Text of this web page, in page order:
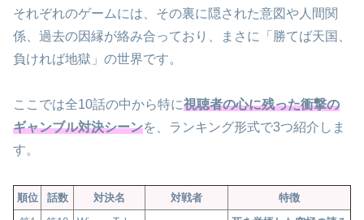
それぞれのゲームには、その裏に隠された意図や人間関
係、過去の因縁が絡み合っており、まさに「勝てば天国、
負ければ地獄」の世界です。
ここでは全10話の中から特に視聴者の心に残った衝撃の
ギャンブル対決シーンを、ランキング形式で3つ紹介しま
す。
順位 話数 対決名 対戦者
特徴